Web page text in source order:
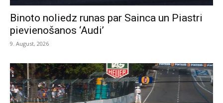
Binoto noliedz runas par Sainca un Piastri
pievienošanos ‘Audi’
9. August, 2026